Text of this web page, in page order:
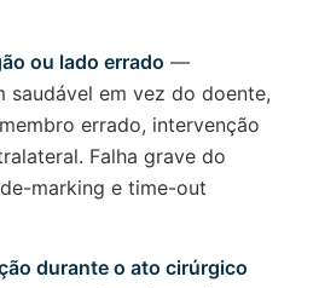
ou lado errado —
saudável em vez do doente,
errado, intervenção
Falha grave do
marking e time-out
durante o ato cirúrgico